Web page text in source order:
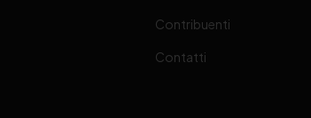
Contribuenti
Contatti